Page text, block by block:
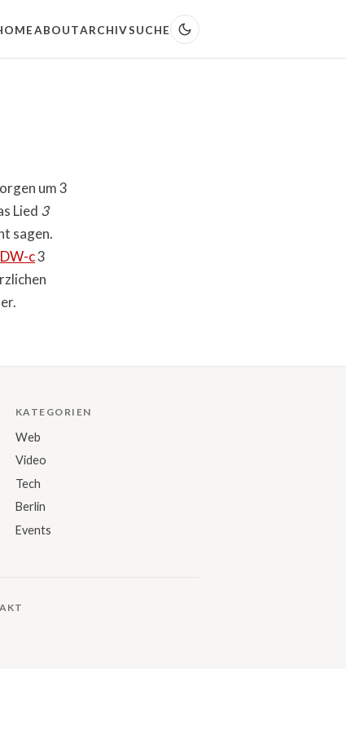
ABOUTARCHIVSUCHE
um 3
Lied 3
sagen.
c3
KATEGORIEN
Web
Video
Tech
Berlin
Events